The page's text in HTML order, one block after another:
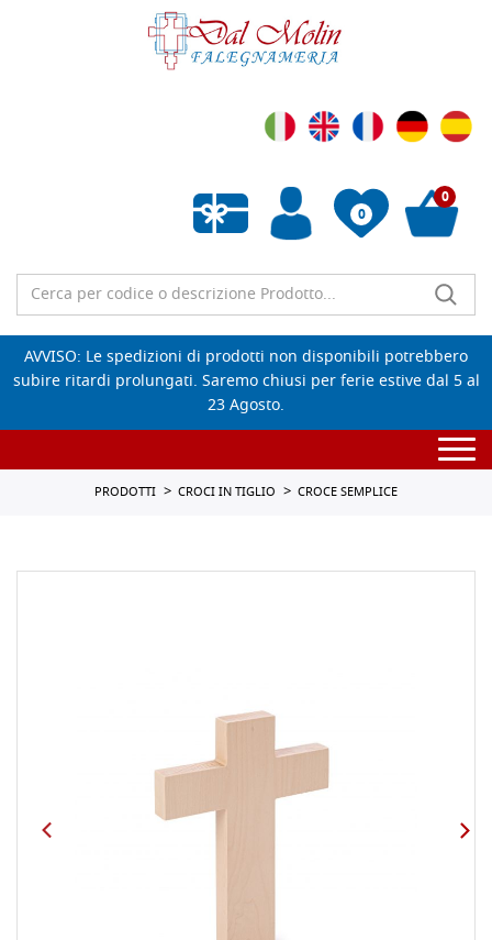
0
Wishlist vuota
0
AVVISO: Le spedizioni di prodotti non disponibili potrebbero
subire ritardi prolungati. Saremo chiusi per ferie estive dal 5 al
23 Agosto.
PRODOTTI CROCI IN TIGLIO CROCE SEMPLICE